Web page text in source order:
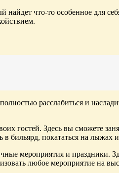
что-то особенное для
расслабиться и
гостей. Здесь вы сможете
бильярд, покататься на лыжах
мероприятия и праздники.
любое мероприятие на